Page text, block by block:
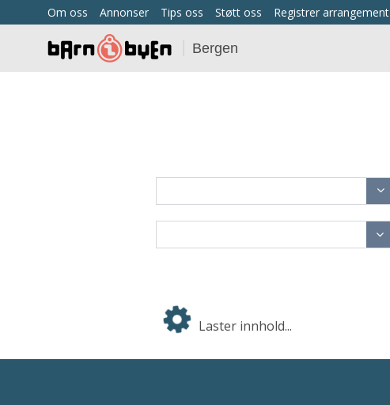
Om oss Annonser Tips oss Støtt oss Registrer arrangement
Bergen
Laster innhold...